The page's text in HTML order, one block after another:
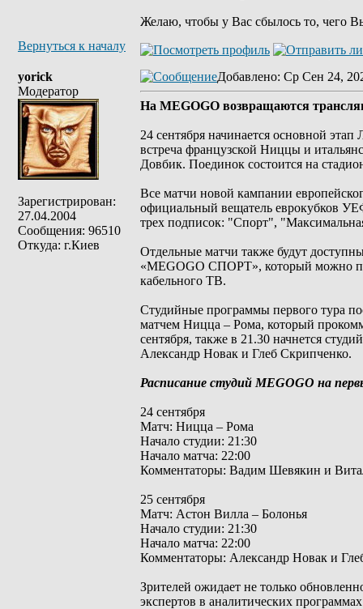
Желаю, чтобы у Вас сбылось то, чего
Вернуться к началу
yorick
Модератор
Зарегистрирован:
27.04.2004
Сообщения: 96510
Откуда: г.Киев
Добавлено: Ср Сен 24,
На MEGOGO возвращаются
24 сентября начинается основной
встреча французской Ниццы и
Довбик. Поединок состоится на
Все матчи новой кампании
официальный вещатель еврокубков
трех подписок: "Спорт",
Отдельные матчи также будут
«MEGOGO СПОРТ», который можно
кабельного ТВ.
Студийные программы первого тура
матчем Ницца – Рома, который
сентября, также в 21.30 начнется
Александр Новак и Глеб Скрипченко.
Расписание студий MEGOGO на
24 сентября
Матч: Ницца – Рома
Начало студии: 21:30
Начало матча: 22:00
Комментаторы: Вадим Шевякин и
25 сентября
Матч: Астон Вилла – Болонья
Начало студии: 21:30
Начало матча: 22:00
Комментаторы: Александр Новак и
Зрителей ожидает не только
экспертов в аналитических